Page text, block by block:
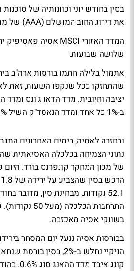
בסין בחודש יוני וכוונותיה של
את דירוג החוב המושלם (AAA) של ממשלת ספרד.
שלושה שבועות.
אתמול בלילה חתמו בורסות ארה"ב
שהתחזקו ככל שנקפו השעות, זאת
ב-1% כל אחד ומדד הנאסד"ק השיל 1.2% מערכו.
ובחזרה לאסיה, בימים האחרונים
נתוני הצמיחה בכלכלה האסיאתית
של מכון המחקר קונפרנס בורד.
התרחבות
בשווקי אסיה מאכזבה.
בבורסות אסיה ננעל יום המסחר
קונג איבד